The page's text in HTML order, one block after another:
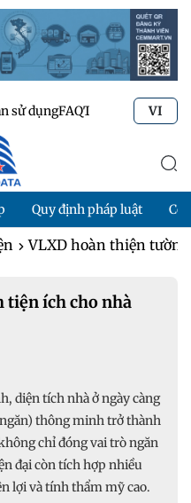
sử dụngFAQTư vấn kỹ thuật
VI
Quy định pháp luật
VLXD hoàn thiện
tiện ích cho nhà
diện tích nhà ở ngày càng
thông minh trở thành
chỉ đóng vai trò ngăn
đại còn tích hợp nhiều
lợi và tính thẩm mỹ cao.